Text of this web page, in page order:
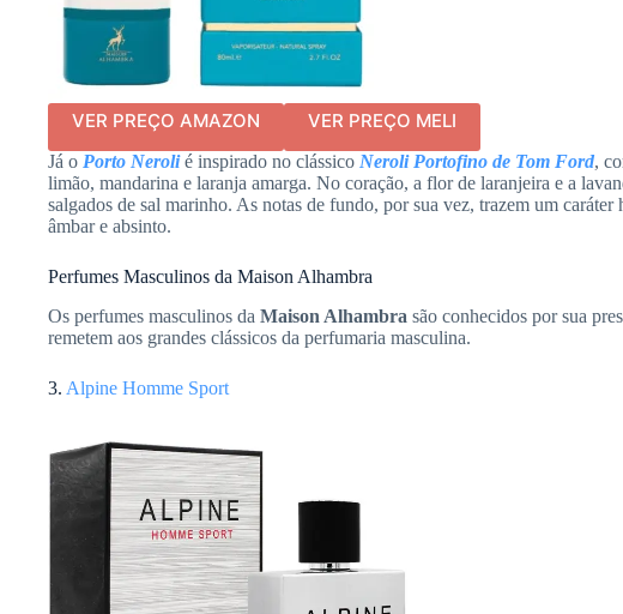
VER PREÇO AMAZON VER PREÇO MELI
Já o Porto Nerolié inspirado no clássico Neroli Portofino de Tom Ford,
limão, mandarina e laranja amarga. No coração, a flor de laranjeira e a
salgados de sal marinho. As notas de fundo, por sua vez, trazem um caráter
âmbar e absinto.
Perfumes Masculinos da Maison Alhambra
Os perfumes masculinos da Maison Alhambra são conhecidos por sua
remetem aos grandes clássicos da perfumaria masculina.
3. Alpine Homme Sport